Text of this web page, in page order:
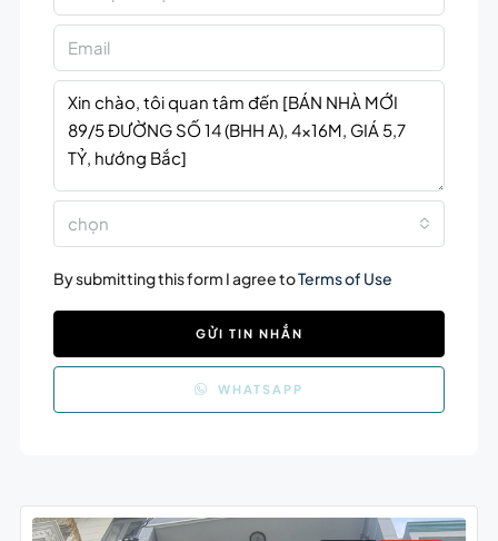
chọn
By submitting this form I agree toTerms of Use
GỬI TIN NHẮN
WHATSAPP